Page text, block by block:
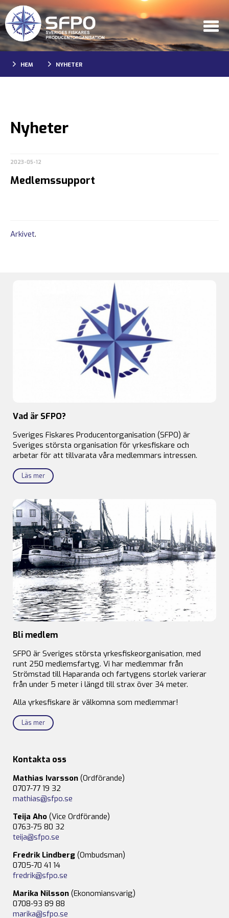
HEM NYHETER
Nyheter
2023-05-12
Medlemssupport
Arkivet.
Vad är SFPO?
Sveriges Fiskares Producentorganisation (SFPO) är
Sveriges största organisation för yrkesfiskare och
arbetar för att tillvarata våra medlemmars intressen.
Läs mer
Bli medlem
SFPO är Sveriges största yrkesfiskeorganisation, med
runt 250 medlemsfartyg. Vi har medlemmar från
Strömstad till Haparanda och fartygens storlek varierar
från under 5 meter i längd till strax över 34 meter.
Alla yrkesfiskare är välkomna som medlemmar!
Läs mer
Kontakta oss
Mathias Ivarsson (Ordförande)
0707-77 19 32
mathias@sfpo.se
Teija Aho (Vice Ordförande)
0763-75 80 32
teija@sfpo.se
Fredrik Lindberg (Ombudsman)
0705-70 41 14
fredrik@sfpo.se
Marika Nilsson (Ekonomiansvarig)
0708-93 89 88
marika@sfpo.se